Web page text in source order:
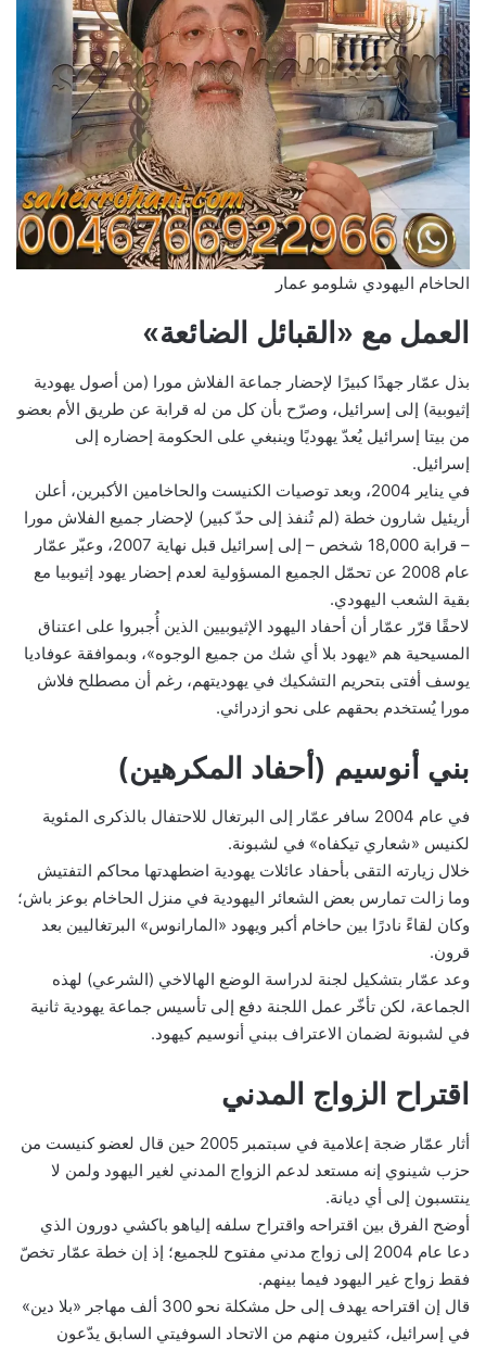
الحاخام اليهودي شلومو عمار
العمل مع «القبائل الضائعة»
بذل عمّار جهدًا كبيرًا لإحضار جماعة الفلاش مورا (من أصول يهودية
إثيوبية) إلى إسرائيل، وصرّح بأن كل من له قرابة عن طريق الأم بعضو
من بيتا إسرائيل يُعدّ يهوديًا وينبغي على الحكومة إحضاره إلى
إسرائيل.
في يناير 2004، وبعد توصيات الكنيست والحاخامين الأكبرين، أعلن
أريئيل شارون خطة (لم تُنفذ إلى حدّ كبير) لإحضار جميع الفلاش مورا
– قرابة 18,000 شخص – إلى إسرائيل قبل نهاية 2007، وعبّر عمّار
عام 2008 عن تحمّل الجميع المسؤولية لعدم إحضار يهود إثيوبيا مع
بقية الشعب اليهودي.
لاحقًا قرّر عمّار أن أحفاد اليهود الإثيوبيين الذين أُجبروا على اعتناق
المسيحية هم «يهود بلا أي شك من جميع الوجوه»، وبموافقة عوفاديا
يوسف أفتى بتحريم التشكيك في يهوديتهم، رغم أن مصطلح فلاش
مورا يُستخدم بحقهم على نحو ازدرائي.
بني أنوسيم (أحفاد المكرهين)
في عام 2004 سافر عمّار إلى البرتغال للاحتفال بالذكرى المئوية
لكنيس «شعاري تيكفاه» في لشبونة.
خلال زيارته التقى بأحفاد عائلات يهودية اضطهدتها محاكم التفتيش
وما زالت تمارس بعض الشعائر اليهودية في منزل الحاخام بوعز باش؛
وكان لقاءً نادرًا بين حاخام أكبر ويهود «المارانوس» البرتغاليين بعد
قرون.
وعد عمّار بتشكيل لجنة لدراسة الوضع الهالاخي (الشرعي) لهذه
الجماعة، لكن تأخّر عمل اللجنة دفع إلى تأسيس جماعة يهودية ثانية
في لشبونة لضمان الاعتراف ببني أنوسيم كيهود.
اقتراح الزواج المدني
أثار عمّار ضجة إعلامية في سبتمبر 2005 حين قال لعضو كنيست من
حزب شينوي إنه مستعد لدعم الزواج المدني لغير اليهود ولمن لا
ينتسبون إلى أي ديانة.
أوضح الفرق بين اقتراحه واقتراح سلفه إلياهو باكشي دورون الذي
دعا عام 2004 إلى زواج مدني مفتوح للجميع؛ إذ إن خطة عمّار تخصّ
فقط زواج غير اليهود فيما بينهم.
قال إن اقتراحه يهدف إلى حل مشكلة نحو 300 ألف مهاجر «بلا دين»
في إسرائيل، كثيرون منهم من الاتحاد السوفيتي السابق يدّعون